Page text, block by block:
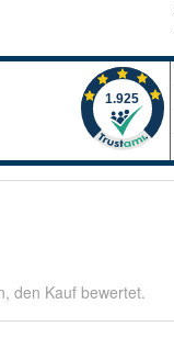
den Kauf bewertet.